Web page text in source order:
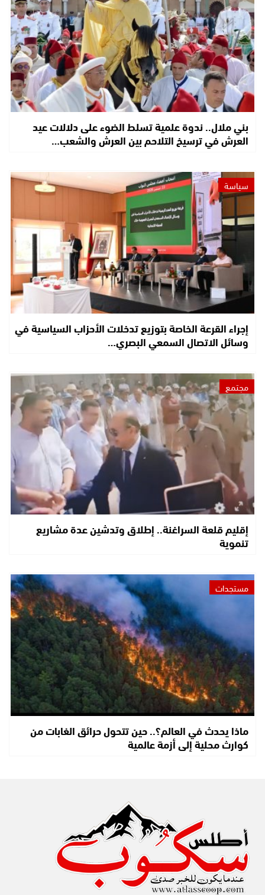
بني ملال.. ندوة علمية تسلط الضوء على دلالات عيد
العرش في ترسيخ التلاحم بين العرش والشعب…
سياسة
إجراء القرعة الخاصة بتوزيع تدخلات الأحزاب السياسية في
وسائل الاتصال السمعي البصري…
مجتمع
إقليم قلعة السراغنة.. إطلاق وتدشين عدة مشاريع
تنموية
مستجدات
ماذا يحدث في العالم؟.. حين تتحول حرائق الغابات من
كوارث محلية إلى أزمة عالمية